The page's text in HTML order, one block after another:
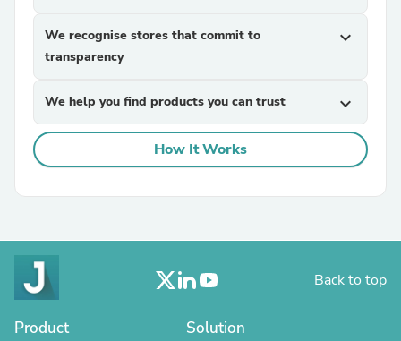
We recognise stores that commit to
transparency
expand_more
We help you find products you can trust expand_more
How It Works
Back to top
Product Solution